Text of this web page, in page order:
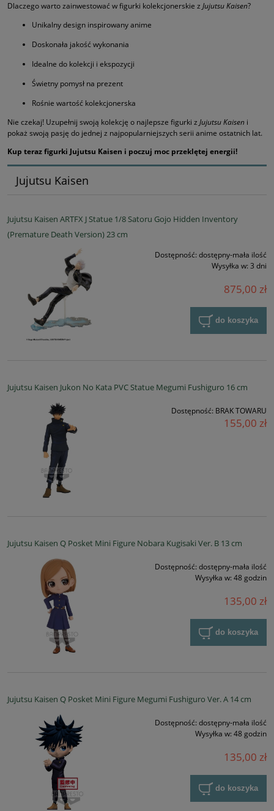
Dlaczego warto zainwestować w figurki kolekcjonerskie z Jujutsu Kaisen?
Unikalny design inspirowany anime
Doskonała jakość wykonania
Idealne do kolekcji i ekspozycji
Świetny pomysł na prezent
Rośnie wartość kolekcjonerska
Nie czekaj! Uzupełnij swoją kolekcję o najlepsze figurki z Jujutsu Kaisen i
pokaż swoją pasję do jednej z najpopularniejszych serii anime ostatnich lat.
Kup teraz figurki Jujutsu Kaisen i poczuj moc przeklętej energii!
Jujutsu Kaisen
Jujutsu Kaisen ARTFX J Statue 1/8 Satoru Gojo Hidden Inventory
(Premature Death Version) 23 cm
Dostępność: dostępny-mała ilość
Wysyłka w: 3 dni
875,00 zł
do koszyka
Jujutsu Kaisen Jukon No Kata PVC Statue Megumi Fushiguro 16 cm
Dostępność: BRAK TOWARU
155,00 zł
Jujutsu Kaisen Q Posket Mini Figure Nobara Kugisaki Ver. B 13 cm
Dostępność: dostępny-mała ilość
Wysyłka w: 48 godzin
135,00 zł
do koszyka
Jujutsu Kaisen Q Posket Mini Figure Megumi Fushiguro Ver. A 14 cm
Dostępność: dostępny-mała ilość
Wysyłka w: 48 godzin
135,00 zł
do koszyka